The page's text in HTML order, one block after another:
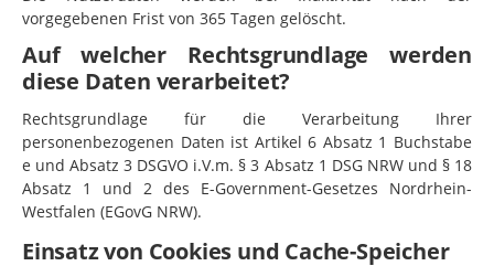
vorgegebenen Frist von 365 Tagen gelöscht.
Auf welcher Rechtsgrundlage werden
diese Daten verarbeitet?
Rechtsgrundlage für die Verarbeitung Ihrer
personenbezogenen Daten ist Artikel 6 Absatz 1 Buchstabe
e und Absatz 3 DSGVO i.V.m. § 3 Absatz 1 DSG NRW und § 18
Absatz 1 und 2 des E-Government-Gesetzes Nordrhein-
Westfalen (EGovG NRW).
Einsatz von Cookies und Cache-Speicher